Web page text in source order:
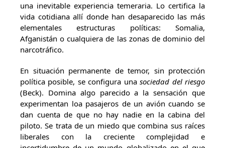
una inevitable experiencia temeraria. Lo certifica la
vida cotidiana allí donde han desaparecido las más
elementales estructuras políticas: Somalia,
Afganistán o cualquiera de las zonas de dominio del
narcotráfico.
En situación permanente de temor, sin protección
política posible, se configura unasociedad del riesgo
(Beck). Domina algo parecido a la sensación que
experimentan loa pasajeros de un avión cuando se
dan cuenta de que no hay nadie en la cabina del
piloto. Se trata de un miedo que combina sus raíces
liberales con la creciente complejidad e